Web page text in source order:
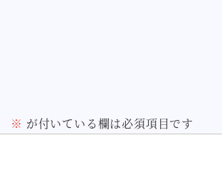
※ が付いている欄は必須項目です